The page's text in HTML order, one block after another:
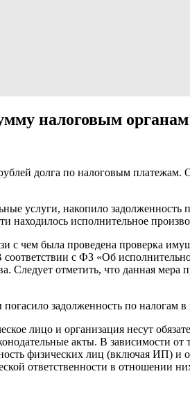
налоговым органам
долга по налоговым
услуги, накопило
находилось исполнительное
с чем была проведена проверка
с ФЗ «Об
Следует отметить, что данная
задолженность по налогам
лицо и организация несут
акты. В зависимости
физических лиц (включая ИП) и
ответственности в отношении